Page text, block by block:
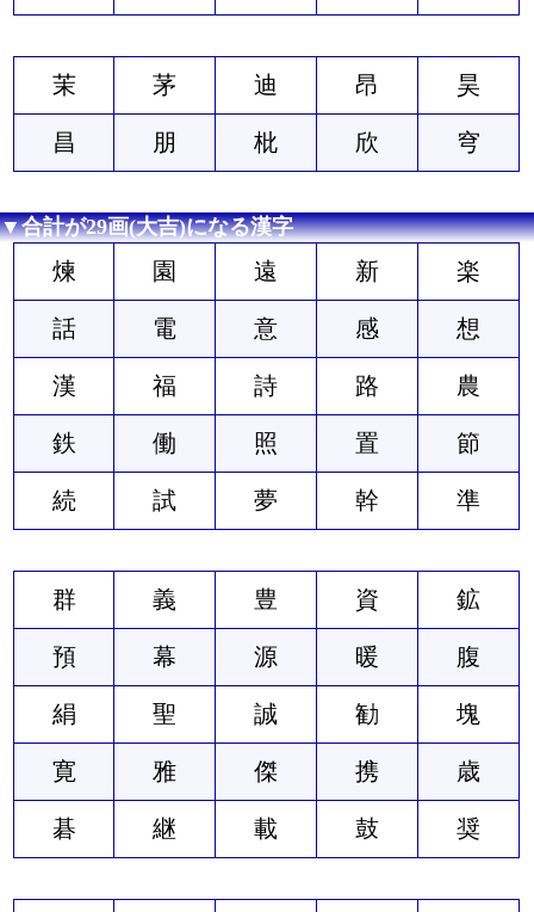
茉 茅 迪 昂 昊
昌 朋 枇 欣 穹
▼合計が29画(大吉)になる漢字
煉 園 遠 新 楽
話 電 意 感 想
漢 福 詩 路 農
鉄 働 照 置 節
続 試 夢 幹 準
群 義 豊 資 鉱
預 幕 源 暖 腹
絹 聖 誠 勧 塊
寛 雅 傑 携 歳
碁 継 載 鼓 奨